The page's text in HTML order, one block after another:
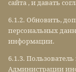
сайта , и давать
6.1.2. Обновить,
персональных
информации.
6.1.3.
Администрации